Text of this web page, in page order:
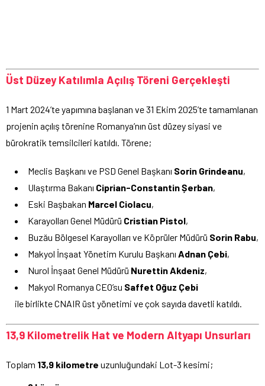
Üst Düzey Katılımla Açılış Töreni Gerçekleşti
1 Mart 2024’te yapımına başlanan ve 31 Ekim 2025’te tamamlanan
projenin açılış törenine Romanya’nın üst düzey siyasi ve
bürokratik temsilcileri katıldı. Törene;
Meclis Başkanı ve PSD Genel Başkanı Sorin Grindeanu,
Ulaştırma Bakanı Ciprian-Constantin Șerban,
Eski Başbakan Marcel Ciolacu,
Karayolları Genel Müdürü Cristian Pistol,
Buzău Bölgesel Karayolları ve Köprüler Müdürü Sorin Rabu,
Makyol İnşaat Yönetim Kurulu Başkanı Adnan Çebi,
Nurol İnşaat Genel Müdürü Nurettin Akdeniz,
Makyol Romanya CEO’su Saffet Oğuz Çebi
ile birlikte CNAIR üst yönetimi ve çok sayıda davetli katıldı.
13,9 Kilometrelik Hat ve Modern Altyapı Unsurları
Toplam 13,9 kilometre uzunluğundaki Lot-3 kesimi;